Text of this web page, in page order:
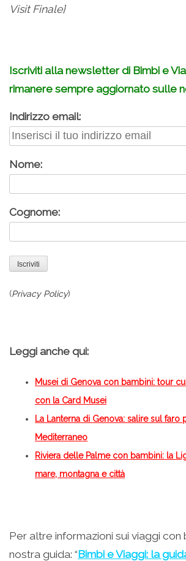
Visit Finale}
Iscriviti alla newsletter di Bimbi e
rimanere sempre aggiornato sulle
Indirizzo email:
Nome:
Cognome:
(Privacy Policy)
Leggi anche qui:
Musei di Genova con bambini: tour
con la Card Musei
La Lanterna di Genova: salire sul faro
Mediterraneo
Riviera delle Palme con bambini: la
mare, montagna e città
Per altre informazioni sui viaggi con
nostra guida: “Bimbi e Viaggi: la